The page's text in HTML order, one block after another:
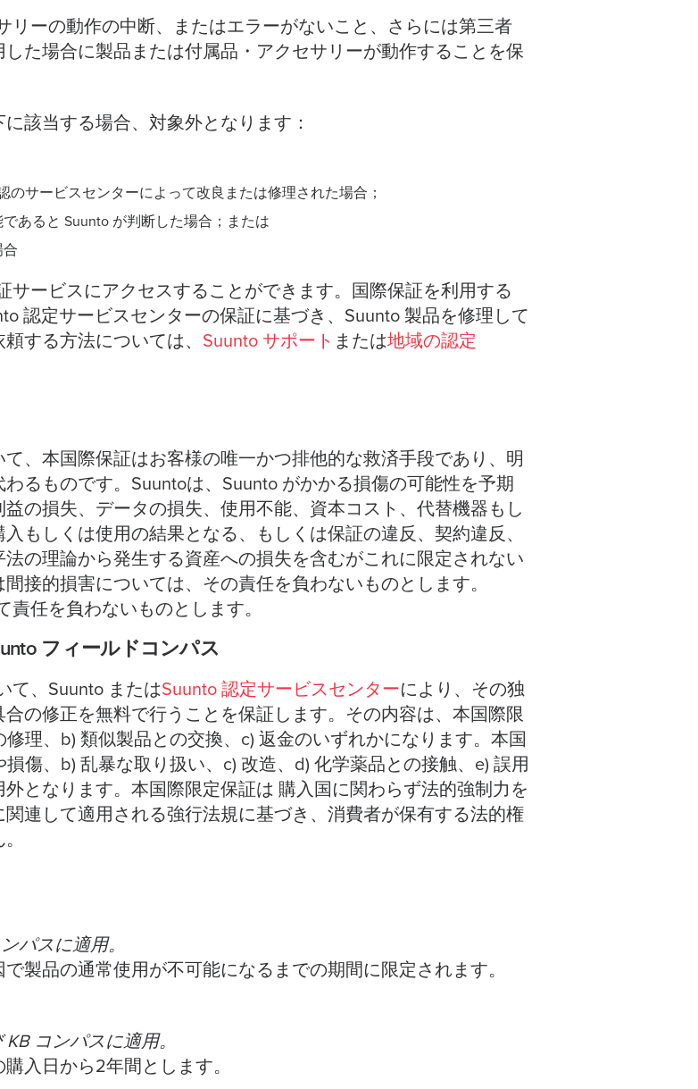
リーの動作の中断、またはエラーがないこと、さらには第三者
た場合に製品または付属品・アクセサリーが動作することを保
該当する場合、対象外となります：
サービスセンターによって改良または修理された場合；
あると Suunto が判断した場合；または
合
サービスにアクセスすることができます。国際保証を利用する
認定サービスセンターの保証に基づき、Suunto 製品を修理して
する方法については、 Suunto サポート または地域の認定
、本国際保証はお客様の唯一かつ排他的な救済手段であり、明
るものです。Suuntoは、Suunto がかかる損傷の可能性を予期
の損失、データの損失、使用不能、資本コスト、代替機器もし
もしくは使用の結果となる、もしくは保証の違反、契約違反、
の理論から発生する資産への損失を含むがこれに限定されない
接的損害については、その責任を負わないものとします。
任を負わないものとします。
フィールドコンパス
て、Suunto またはSuunto 認定サービスセンターにより、その独
の修正を無料で行うことを保証します。その内容は、本国際限
理、b) 類似製品との交換、c) 返金のいずれかになります。本国
傷、b) 乱暴な取り扱い、c) 改造、d) 化学薬品との接触、e) 誤用
となります。本国際限定保証は 購入国に関わらず法的強制力を
連して適用される強行法規に基づき、消費者が保有する法的権
パスに適用。
製品の通常使用が不可能になるまでの期間に限定されます。
コンパスに適用。
入日から2年間とします。